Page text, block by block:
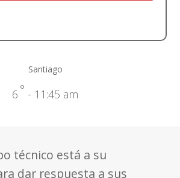
Santiago
6 ° - 11:45 am
técnico está a su
dar respuesta a sus